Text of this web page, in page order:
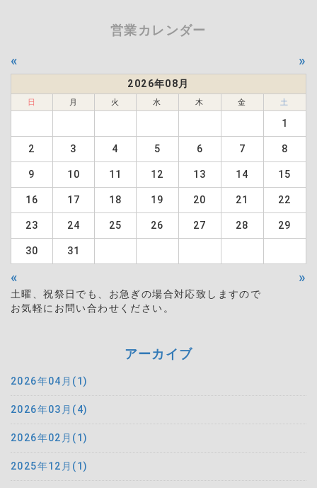
営業カレンダー
« »
2026年08月
日 月 火 水 木 金 土
1
2 3 4 5 6 7 8
9 10 11 12 13 14 15
16 17 18 19 20 21 22
23 24 25 26 27 28 29
30 31
« »
土曜、祝祭日でも、お急ぎの場合対応致しますので
お気軽にお問い合わせください。
アーカイブ
2026年04月(1)
2026年03月(4)
2026年02月(1)
2025年12月(1)